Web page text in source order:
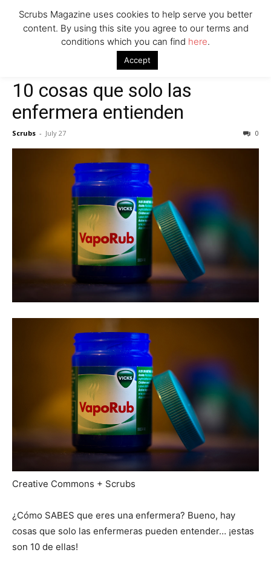
10 cosas que solo las enfermera entienden
10 cosas que solo las
enfermera entienden
Scrubs - July 27 0
Creative Commons + Scrubs
¿Cómo SABES que eres una enfermera? Bueno, hay
cosas que solo las enfermeras pueden entender… ¡estas
son 10 de ellas!
Scrubs Magazine uses cookies to help serve you better
content. By using this site you agree to our terms and
conditions which you can find here.
Accept